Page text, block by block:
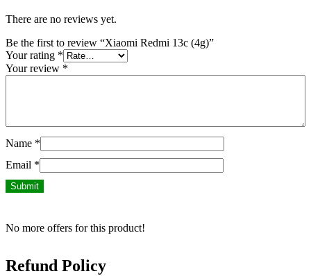
There are no reviews yet.
Be the first to review “Xiaomi Redmi 13c (4g)”
Your rating *
Your review *
Name *
Email *
No more offers for this product!
Refund Policy